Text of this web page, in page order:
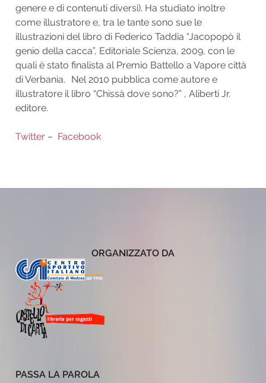
genere e di contenuti diversi). Ha studiato inoltre
come illustratore e, tra le tante sono sue le
illustrazioni del libro di Federico Taddia “Jacopopò il
genio della cacca”, Editoriale Scienza, 2009, con le
quali è stato finalista al Premio Battello a Vapore città
di Verbania. Nel 2010 pubblica come autore e
illustratore il libro “Chissà dove sono?” , Aliberti Jr.
editore.
Twitter – Facebook
ORGANIZZATO DA
PASSA LA PAROLA